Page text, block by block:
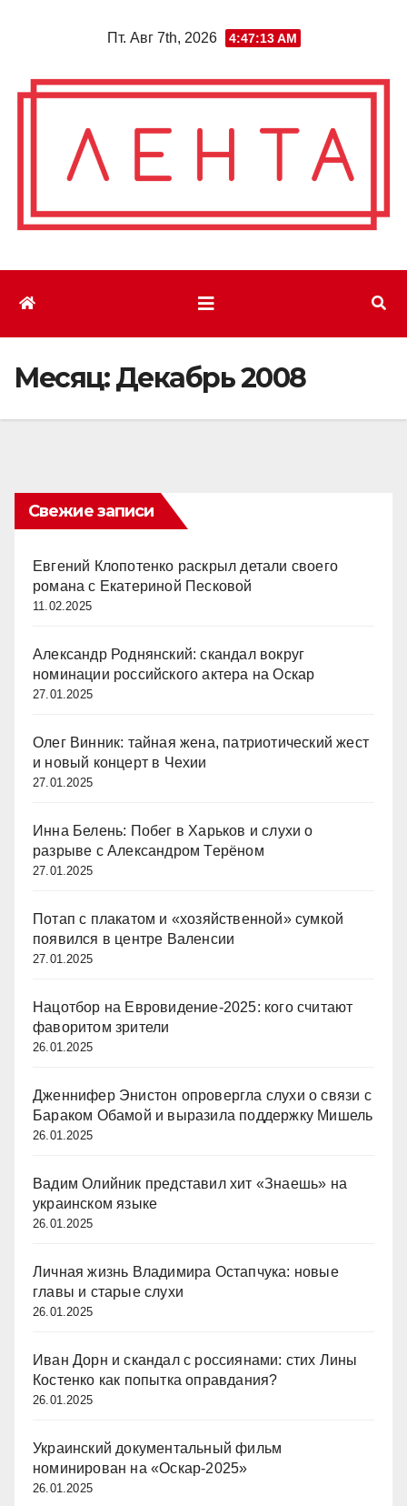
Пт. Авг 7th, 2026 4:47:13 AM
Месяц:Декабрь 2008
Свежие записи
Евгений Клопотенко раскрыл детали своего
романа с Екатериной Песковой
11.02.2025
Александр Роднянский: скандал вокруг
номинации российского актера на Оскар
27.01.2025
Олег Винник: тайная жена, патриотический жест
и новый концерт в Чехии
27.01.2025
Инна Белень: Побег в Харьков и слухи о
разрыве с Александром Терёном
27.01.2025
Потап с плакатом и «хозяйственной» сумкой
появился в центре Валенсии
27.01.2025
Нацотбор на Евровидение-2025: кого считают
фаворитом зрители
26.01.2025
Дженнифер Энистон опровергла слухи о связи с
Бараком Обамой и выразила поддержку Мишель
26.01.2025
Вадим Олийник представил хит «Знаешь» на
украинском языке
26.01.2025
Личная жизнь Владимира Остапчука: новые
главы и старые слухи
26.01.2025
Иван Дорн и скандал с россиянами: стих Лины
Костенко как попытка оправдания?
26.01.2025
Украинский документальный фильм
номинирован на «Оскар-2025»
26.01.2025